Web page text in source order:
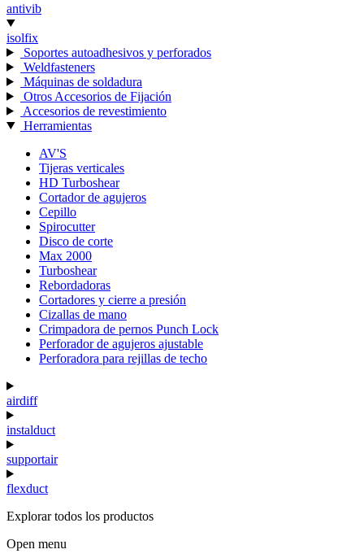
antivib
isolfix
Soportes autoadhesivos y perforados
Weldfasteners
Máquinas de soldadura
Otros Accesorios de Fijación
Accesorios de revestimiento
Herramientas
AV'S
Tijeras verticales
HD Turboshear
Cortador de agujeros
Cepillo
Spirocutter
Disco de corte
Max 2000
Turboshear
Rebordadoras
Cortadores y cierre a presión
Cizallas de mano
Crimpadora de pernos Punch Lock
Perforador de agujeros ajustable
Perforadora para rejillas de techo
airdiff
instalduct
supportair
flexduct
Explorar todos los productos
Open menu